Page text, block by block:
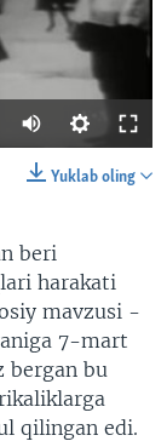
Yuklab oling
beri
harakati
mavzusi -
7-mart
bergan bu
qilingan edi.